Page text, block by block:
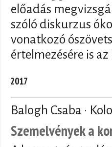
előadás
szóló diskurzus
vonatkozó
értelmezésére is
2017
Balogh Csaba ·
Szemelvények a